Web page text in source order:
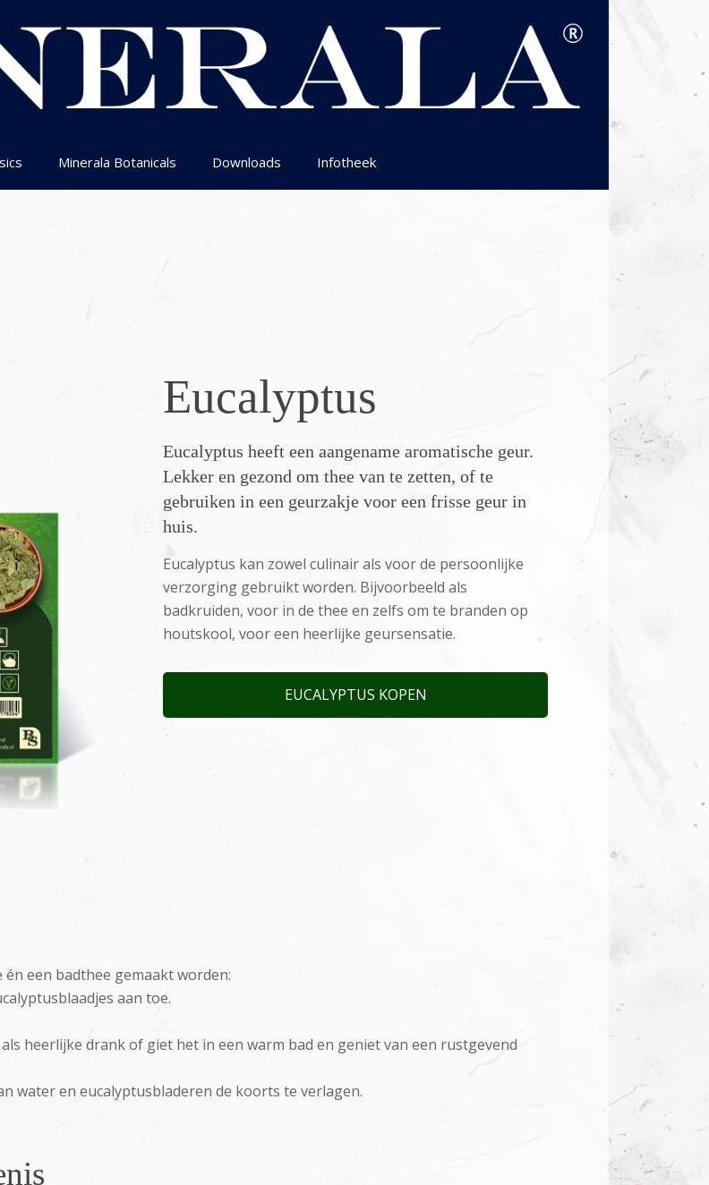
Minerala Botanicals Downloads Infotheek
Eucalyptus
Eucalyptus heeft een aangename aromatische geur.
Lekker en gezond om thee van te zetten, of te
gebruiken in een geurzakje voor een frisse geur in
huis.
Eucalyptus kan zowel culinair als voor de persoonlijke
verzorging gebruikt worden. Bijvoorbeeld als
badkruiden, voor in de thee en zelfs om te branden op
houtskool, voor een heerlijke geursensatie.
EUCALYPTUS KOPEN
een badthee gemaakt worden:
aan toe.
heerlijke drank of giet het in een warm bad en geniet van een rustgevend
water en eucalyptusbladeren de koorts te verlagen.